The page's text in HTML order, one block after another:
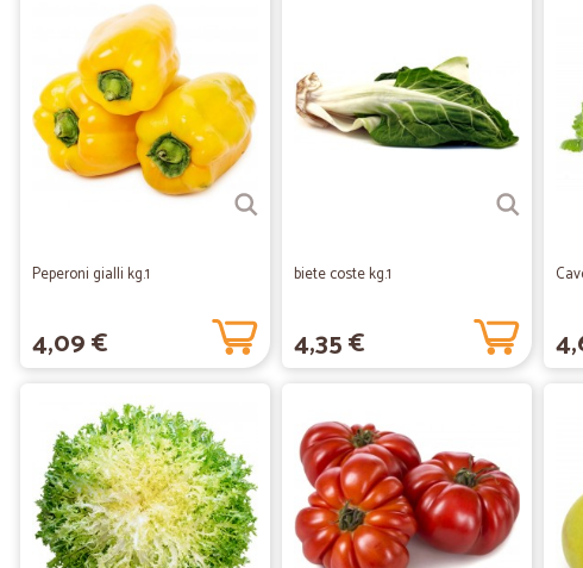
Peperoni gialli kg.1
4,09 €
biete coste kg.1
4,35 €